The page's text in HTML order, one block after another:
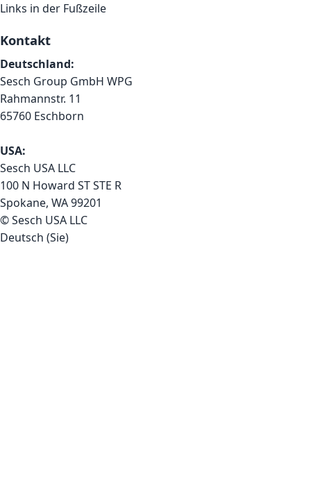
Links in der Fußzeile
Kontakt
Deutschland:
Sesch Group GmbH WPG
Rahmannstr. 11
65760 Eschborn
USA:
Sesch USA LLC
100 N Howard ST STE R
Spokane, WA 99201
© Sesch USA LLC
Deutsch (Sie)